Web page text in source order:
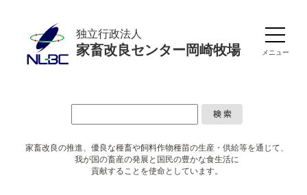
独立行政法人
家畜改良センター岡崎牧場 メニュー
家畜改良の推進、優良な種畜や飼料作物種苗の生産・供給等を通じて、
我が国の畜産の発展と国民の豊かな食生活に
貢献することを使命としています。